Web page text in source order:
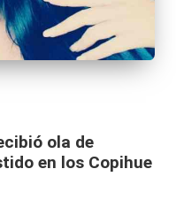
ola de
en los Copihue